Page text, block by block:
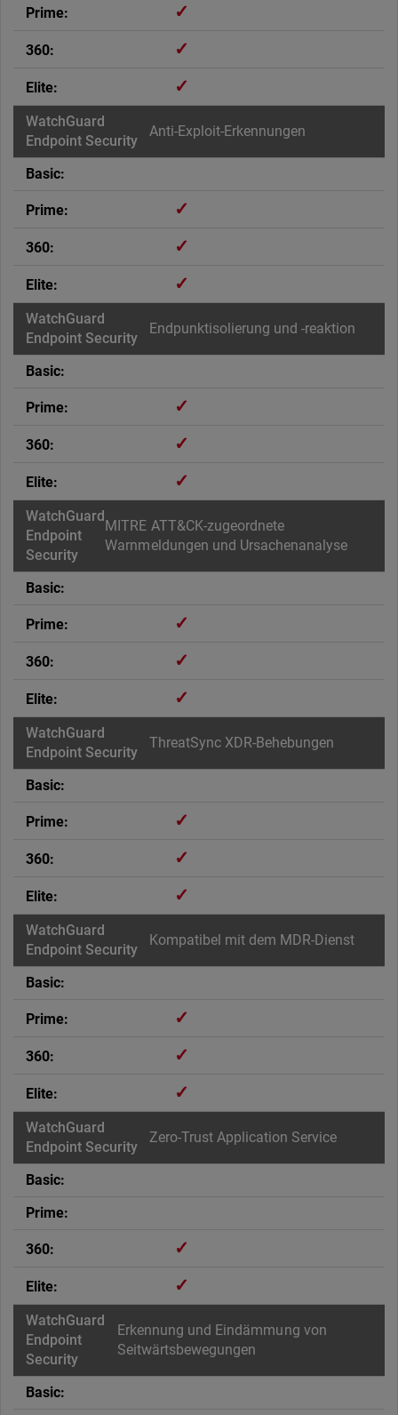
✓
✓
✓
Anti-Exploit-Erkennungen
✓
✓
✓
Endpunktisolierung und -reaktion
✓
✓
✓
MITRE ATT&CK-zugeordnete
Warnmeldungen und Ursachenanalyse
✓
✓
✓
ThreatSync XDR-Behebungen
✓
✓
✓
Kompatibel mit dem MDR-Dienst
✓
✓
✓
Zero-Trust Application Service
✓
✓
Erkennung und Eindämmung von
Seitwärtsbewegungen